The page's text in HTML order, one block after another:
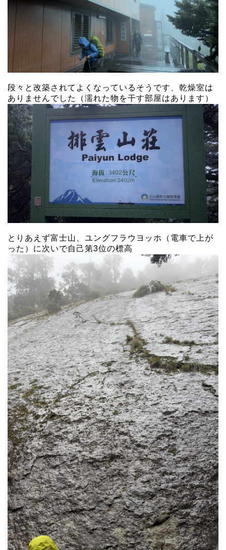
段々と改築されてよくなっているそうです、乾燥室は
ありませんでした（濡れた物を干す部屋はあります）
とりあえず富士山、ユングフラウヨッホ（電車で上が
った）に次いで自己第3位の標高